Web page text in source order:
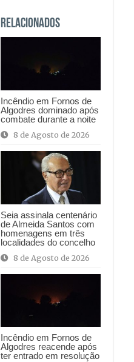
Relacionados
Incêndio em Fornos de
Algodres dominado após
combate durante a noite
8 de Agosto de 2026
Seia assinala centenário
de Almeida Santos com
homenagens em três
localidades do concelho
8 de Agosto de 2026
Incêndio em Fornos de
Algodres reacende após
ter entrado em resolução